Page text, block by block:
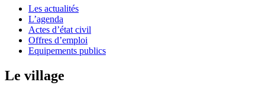
Les actualités
L’agenda
Actes d’état civil
Offres d’emploi
Equipements publics
Le village